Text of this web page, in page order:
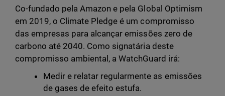
Co-fundado pela Amazon e pela Global Optimism
em 2019, o Climate Pledge é um compromisso
das empresas para alcançar emissões zero de
carbono até 2040. Como signatária deste
compromisso ambiental, a WatchGuard irá:
Medir e relatar regularmente as emissões
de gases de efeito estufa.